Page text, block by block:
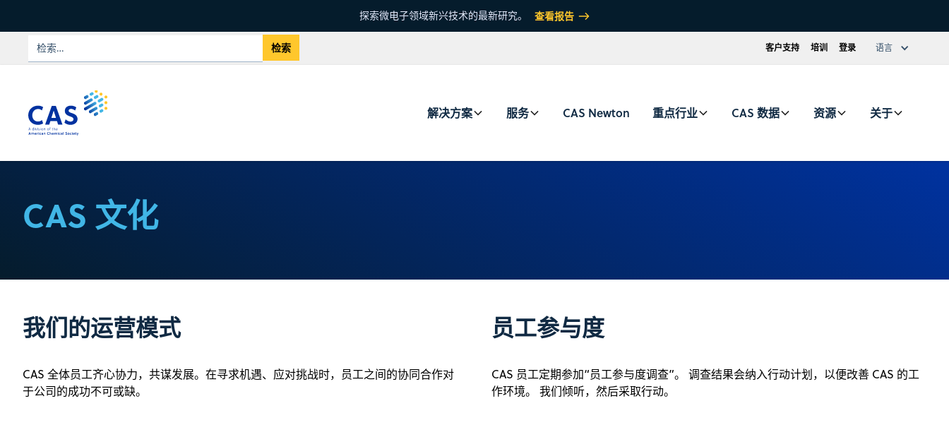
探索微电子领域新兴技术的最新研究。 查看报告
客户支持 培训 登录 语言
解决方案 服务 CAS Newton 重点行业 CAS 数据 资源 关于
CAS 文化
我们的运营模式
CAS 全体员工齐心协力，共谋发展。在寻求机遇、应对挑战时，员工之间的协同合作对
于公司的成功不可或缺。
员工参与度
CAS 员工定期参加“员工参与度调查”。 调查结果会纳入行动计划，以便改善 CAS 的工
作环境。 我们倾听，然后采取行动。